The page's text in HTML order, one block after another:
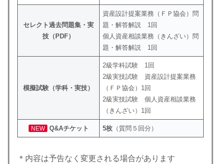
セレクト過去問題集・実
技（PDF）
資産設計提案業務（ＦＰ協会）問
題・解答解説 1回
個人資産相談業務（きんざい）問
題・解答解説 1回
模擬試験（学科・実技）
2級学科試験 1回
2級実技試験 資産設計提案業務
（ＦＰ協会）1回
2級実技試験 個人資産相談業務
（きんざい）1回
NEW Q&Aチケット 5枚 （質問５回分）
＊内容は予告なく変更される場合があります